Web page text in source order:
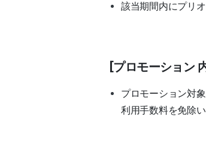
該当期間内にプリ
[プロモーション
プロモーション対
利用手数料を免除い